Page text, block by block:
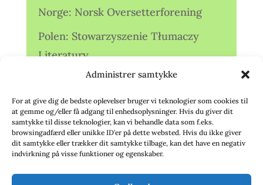
Administrer samtykke
For at give dig de bedste oplevelser bruger vi teknologier som cookies til
at gemme og/eller få adgang til enhedsoplysninger. Hvis du giver dit
samtykke til disse teknologier, kan vi behandle data som f.eks.
browsingadfærd eller unikke ID'er på dette websted. Hvis du ikke giver
dit samtykke eller trækker dit samtykke tilbage, kan det have en negativ
indvirkning på visse funktioner og egenskaber.
Norge: Norsk Oversetterforening
Polen: Stowarzyszenie Tłumaczy
Literatury
Storbritannien: Translators
Association (TA)
Sverige: Översättarsektionen (Ö.)
Sverige: Översättarcentrum (ÖC)